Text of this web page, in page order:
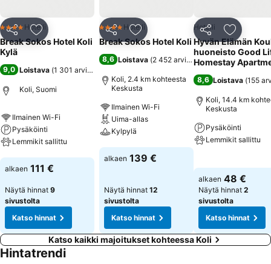
Jaa Lisää suosikkeihin
4 Tähtiluokitus
Hotelli
Break Sokos Hotel Koli
Kylä
9,0 Loistava (1 301 arviota
Koli, Suomi
Ilmainen Wi-Fi
Pysäköinti
Lemmikit sallittu
Katso hinnat
alkaen 111 €
Näytä hinnat 9
sivustolta
Katso hinnat
Jaa Lisää suosikkeihin
4 Tähtiluokitus
Hotelli
Break Sokos Hotel Koli
8,6 Loistava (2 452 arviota )
Koli, 2.4 km kohteesta
Keskusta
Ilmainen Wi-Fi
Uima-allas
Kylpylä
Katso hinnat
alkaen 139 €
Näytä hinnat 12
sivustolta
Katso hinnat
Jaa Lisää
Hotelli
Hyvän Elämän
huoneisto Good
Homestay
8,6 Loistava (155
Koli, 14.4 km
Keskusta
Pysäköinti
Lemmikit sallittu
alkaen 48 €
Näytä hinnat 2
sivustolta
Katso hinnat
Katso kaikki majoitukset kohteessa Koli
Hintatrendi